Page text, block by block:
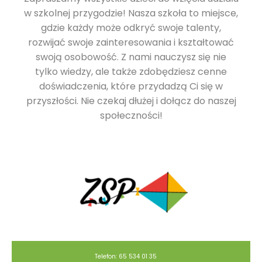
w szkolnej przygodzie! Nasza szkoła to miejsce,
gdzie każdy może odkryć swoje talenty,
rozwijać swoje zainteresowania i kształtować
swoją osobowość. Z nami nauczysz się nie
tylko wiedzy, ale także zdobędziesz cenne
doświadczenia, które przydadzą Ci się w
przyszłości. Nie czekaj dłużej i dołącz do naszej
społeczności!
Telefon: 65 534 01 35